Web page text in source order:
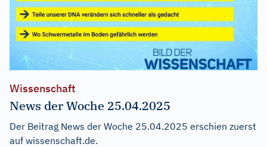
Wissenschaft
News der Woche 25.04.2025
Der Beitrag News der Woche 25.04.2025 erschien zuerst
auf wissenschaft.de.